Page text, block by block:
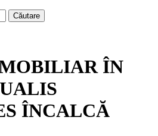
ÎN
ÎNCALCĂ